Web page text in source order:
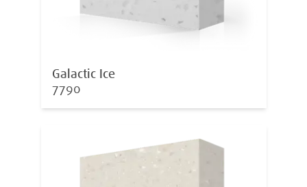
Galactic Ice
7790